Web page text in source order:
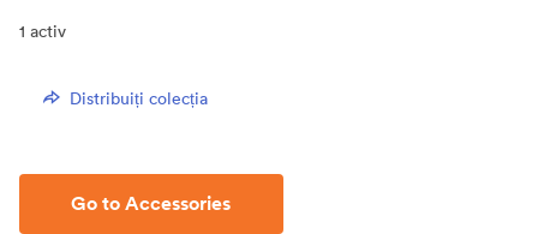
1 activ
Distribuiți colecția
Go to Accessories